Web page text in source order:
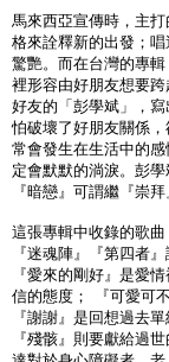
馬來西亞宣傳時，主
格來詮釋新的出發；
驚艷。而在台灣的專
裡形容由好朋友想要
好友的「彭學斌」，
怕破壞了好朋友關係
常會發生在生活中的
定會默默的淌淚。彭
『暗戀』可謂繼『崇
這張專輯中收錄的歌
『迷魂陣』『第四者
『愛來的剛好』是愛
信的態度； 『可愛可
『謝謝』是回想過去
『殘骸』則要獻給過